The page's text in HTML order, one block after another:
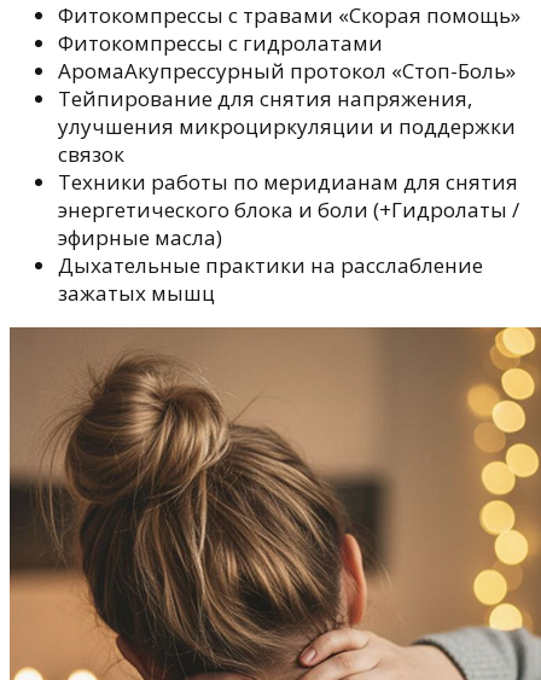
Фитокомпрессы с травами «Скорая помощь»
Фитокомпрессы с гидролатами
АромаАкупрессурный протокол «Стоп-Боль»
Тейпирование для снятия напряжения,
улучшения микроциркуляции и поддержки
связок
Техники работы по меридианам для снятия
энергетического блока и боли (+Гидролаты /
эфирные масла)
Дыхательные практики на расслабление
зажатых мышц